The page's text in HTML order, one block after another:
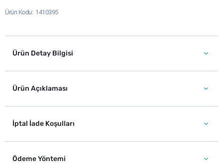
Ürün Kodu 1410395
Ürün Detay Bilgisi
Ürün Açıklaması
İptal İade Koşulları
Ödeme Yöntemi